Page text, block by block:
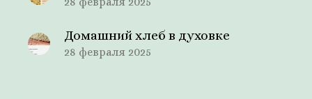
Домашний хлеб в духовке
28 февраля 2025